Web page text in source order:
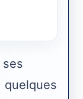
ses
quelques